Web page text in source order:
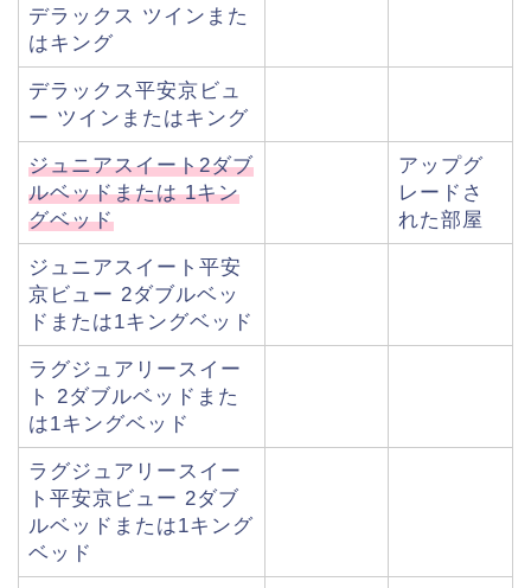
デラックス ツインまた
はキング
デラックス平安京ビュ
ー ツインまたはキング
ジュニアスイート2ダブ
ルベッドまたは 1キン
グベッド
アップグ
レードさ
れた部屋
ジュニアスイート平安
京ビュー 2ダブルベッ
ドまたは1キングベッド
ラグジュアリースイー
ト 2ダブルベッドまた
は1キングベッド
ラグジュアリースイー
ト平安京ビュー 2ダブ
ルベッドまたは1キング
ベッド